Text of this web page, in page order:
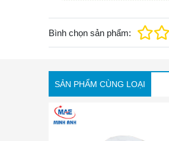
Bình chọn sản phẩm:
SẢN PHẨM CÙNG LOẠI